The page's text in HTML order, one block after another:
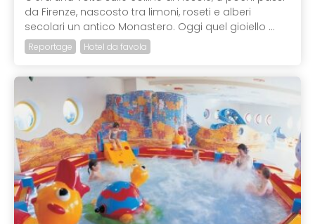
da Firenze, nascosto tra limoni, roseti e alberi
secolari un antico Monastero. Oggi quel gioiello ...
Reportage Hotel da favola